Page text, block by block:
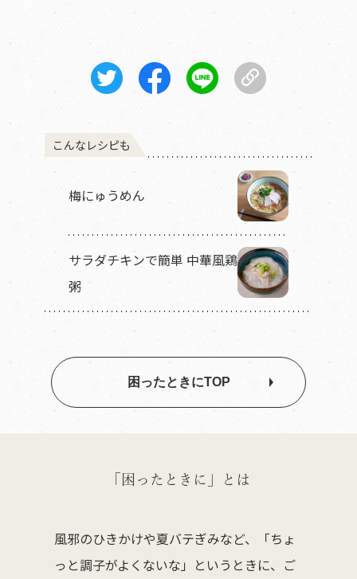
こんなレシピも
梅にゅうめん
サラダチキンで簡単 中華風鶏
粥
困ったときにTOP
「困ったときに」とは
風邪のひきかけや夏バテぎみなど、「ちょ
っと調子がよくないな」というときに、ご